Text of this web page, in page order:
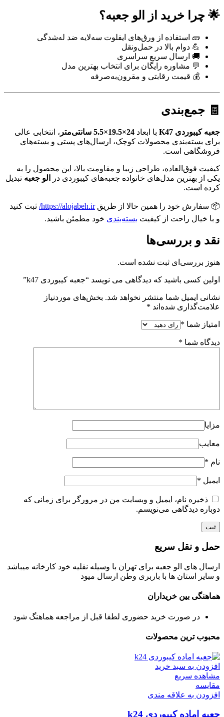
🌟 چرا خرید از الو جعبه؟
🧱 استفاده از ورق‌های ایفلوت سه‌لایه ضد له‌شدگی
💪 دوام بالا در حمل‌ونقل
🚚 ارسال سریع سراسری
💬 مشاوره رایگان برای انتخاب بهترین مدل
💰 قیمت رقابتی و مقرون‌به‌صرفه
🧾 جمع‌بندی
جعبه کیبوردی K47 با ابعاد 24×19.5×5.5 سانتی‌متر
، انتخابی عالی
برای بسته‌بندی محصولات کوچک، ارسال‌های پستی و بسته‌های
فروشگاهی است.
کیفیت فوق‌العاده، طراحی زیبا و مقاومت بالا، این محصول را به
یکی از بهترین مدل‌های خانواده جعبه‌های کیبوردی در
الو جعبه تبدیل
کرده است.
📦 سفارش خود را همین حالا از طریقhttps://alojabeh.ir/ ثبت کنید
و با خیال راحت از کیفیت بسته‌بندی خود مطمئن باشید.
نقد و بررسی‌ها
هنوز بررسی‌ای ثبت نشده است.
اولین کسی باشید که دیدگاهی می نویسد “جعبه کیبوردی k47”
نشانی ایمیل شما منتشر نخواهد شد. بخش‌های موردنیاز
علامت‌گذاری شده‌اند *
امتیاز شما *
دیدگاه شما *
مزایا
معایب
نام *
ایمیل *
ذخیره نام، ایمیل و وبسایت من در مرورگر برای زمانی که
دوباره دیدگاهی می‌نویسم.
حمل و نقل سریع
ارسال های الو جعبه برای تهران با وسیله نقلیه خود کارخانه میباشد
و سایر استان ها با باربری وطن ارسال میود
هماهنگی بین خریداران
در صورت خرید حضوری لطفا قبل از مراجعه هماهنگ شود
محبوب ترین محصولات
افزودن به سبد خرید
مشاهده سریع
مقایسه
افزودن به علاقه مندی
جعبه اماده کیبوردی k24